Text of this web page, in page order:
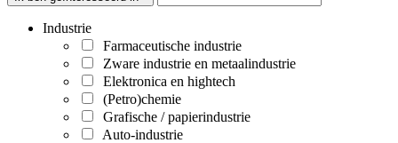
Industrie
Farmaceutische industrie
Zware industrie en metaalindustrie
Elektronica en hightech
(Petro)chemie
Grafische / papierindustrie
Auto-industrie